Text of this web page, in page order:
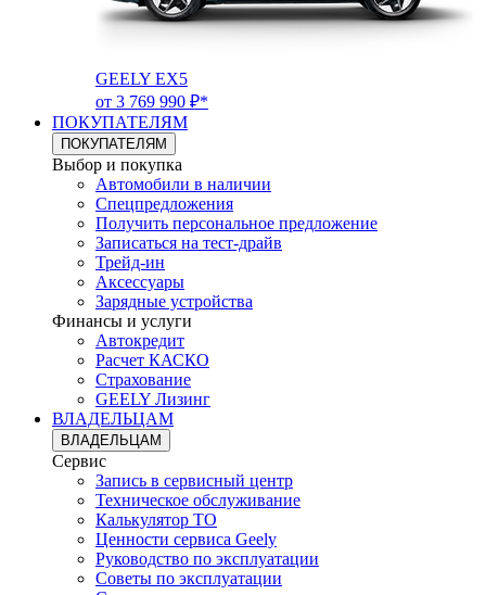
GEELY EX5
от 3 769 990 ₽*
ПОКУПАТЕЛЯМ
ПОКУПАТЕЛЯМ
Выбор и покупка
Автомобили в наличии
Спецпредложения
Получить персональное предложение
Записаться на тест-драйв
Трейд-ин
Аксессуары
Зарядные устройства
Финансы и услуги
Автокредит
Расчет КАСКО
Страхование
GEELY Лизинг
ВЛАДЕЛЬЦАМ
ВЛАДЕЛЬЦАМ
Сервис
Запись в сервисный центр
Техническое обслуживание
Калькулятор ТО
Ценности сервиса Geely
Руководство по эксплуатации
Советы по эксплуатации